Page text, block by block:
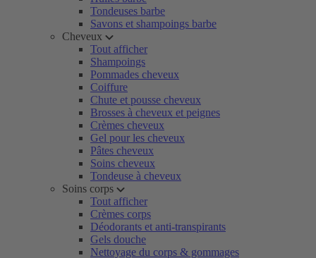
Tondeuses barbe
Savons et shampoings barbe
Cheveux
Tout afficher
Shampoings
Pommades cheveux
Coiffure
Chute et pousse cheveux
Brosses à cheveux et peignes
Crèmes cheveux
Gel pour les cheveux
Pâtes cheveux
Soins cheveux
Tondeuse à cheveux
Soins corps
Tout afficher
Crèmes corps
Déodorants et anti-transpirants
Gels douche
Nettoyage du corps & gommages